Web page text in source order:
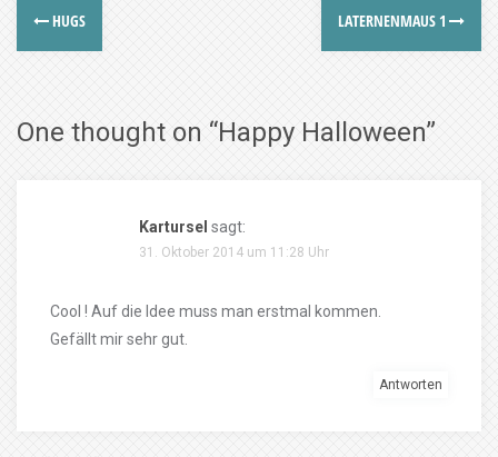
HUGS LATERNENMAUS 1
One thought on “Happy Halloween”
Kartursel sagt:
31. Oktober 2014 um 11:28 Uhr
Cool ! Auf die Idee muss man erstmal kommen.
Gefällt mir sehr gut.
Antworten